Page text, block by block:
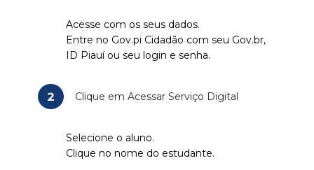
Acesse com os seus dados.
Entre no Gov.pi Cidadão com seu Gov.br,
ID Piauí ou seu login e senha.
2 Clique em Acessar Serviço Digital
Selecione o aluno.
Clique no nome do estudante.